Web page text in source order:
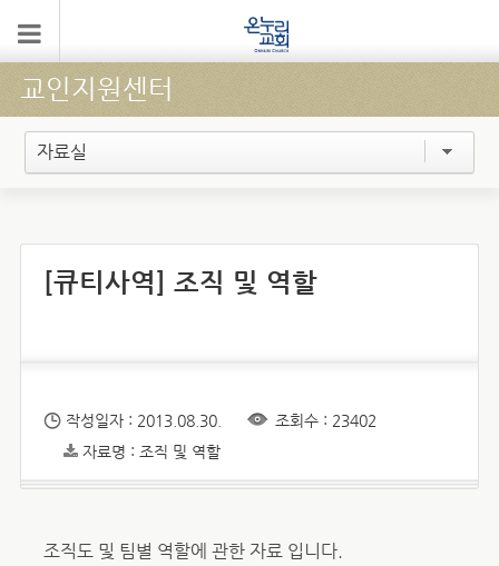
교인지원센터
자료실
[큐티사역] 조직 및 역할
작성일자 : 2013.08.30.
조회수 : 23402
자료명 : 조직 및 역할
조직도 및 팀별 역할에 관한 자료 입니다.